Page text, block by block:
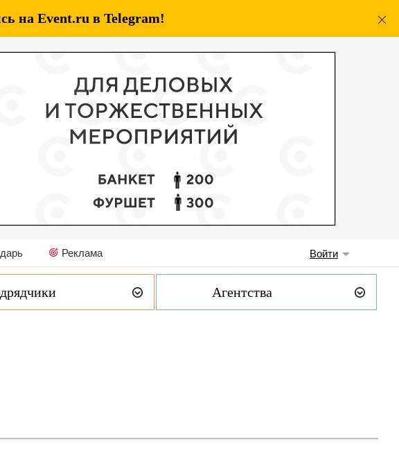
на Event.ru в Telegram!
Реклама Войти
Агентства